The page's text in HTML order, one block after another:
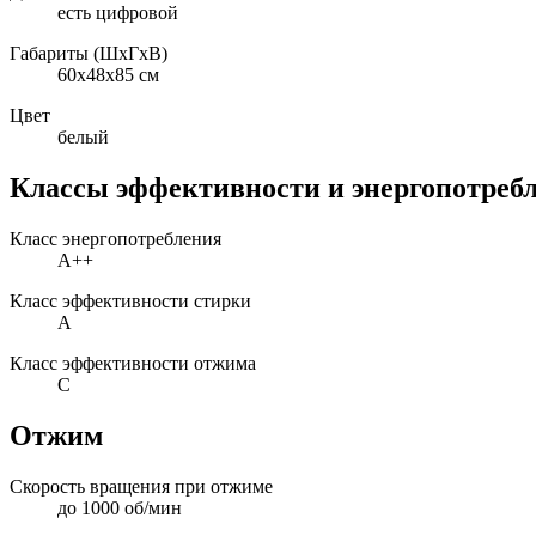
есть цифровой
Габариты (ШxГxВ)
60x48x85 см
Цвет
белый
Классы эффективности и
Класс энергопотребления
A++
Класс эффективности стирки
A
Класс эффективности отжима
C
Отжим
Скорость вращения при отжиме
до 1000 об/мин